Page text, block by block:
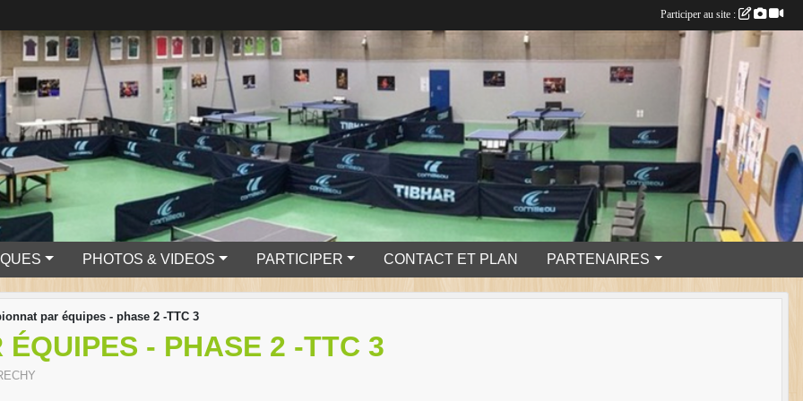
PHOTOS & VIDEOS PARTICIPER CONTACT ET PLAN PARTENAIRES
par équipes - phase 2 -TTC 3
- PHASE 2 -TTC 3
Participer au site :